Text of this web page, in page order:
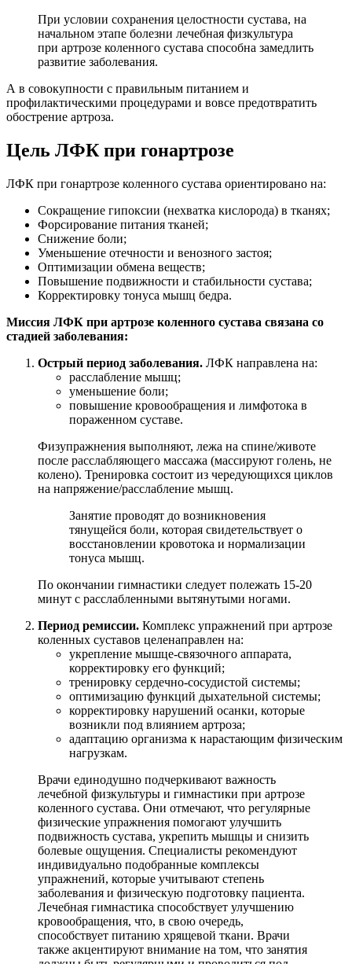
При условии сохранения целостности сустава, на
начальном этапе болезни лечебная физкультура
при артрозе коленного сустава способна замедлить
развитие заболевания.
А в совокупности с правильным питанием и
профилактическими процедурами и вовсе предотвратить
обострение артроза.
Цель ЛФК при гонартрозе
ЛФК при гонартрозе коленного сустава ориентировано на:
Сокращение гипоксии (нехватка кислорода) в тканях;
Форсирование питания тканей;
Снижение боли;
Уменьшение отечности и венозного застоя;
Оптимизации обмена веществ;
Повышение подвижности и стабильности сустава;
Корректировку тонуса мышц бедра.
Миссия ЛФК при артрозе коленного сустава связана со
стадией заболевания:
Острый период заболевания. ЛФК направлена на:
расслабление мышц;
уменьшение боли;
повышение кровообращения и лимфотока в
пораженном суставе.
Физупражнения выполняют, лежа на спине/животе
после расслабляющего массажа (массируют голень, не
колено). Тренировка состоит из чередующихся циклов
на напряжение/расслабление мышц.
Занятие проводят до возникновения
тянущейся боли, которая свидетельствует о
восстановлении кровотока и нормализации
тонуса мышц.
По окончании гимнастики следует полежать 15-20
минут с расслабленными вытянутыми ногами.
Период ремиссии. Комплекс упражнений при артрозе
коленных суставов целенаправлен на:
укрепление мышце-связочного аппарата,
корректировку его функций;
тренировку сердечно-сосудистой системы;
оптимизацию функций дыхательной системы;
корректировку нарушений осанки, которые
возникли под влиянием артроза;
адаптацию организма к нарастающим физическим
нагрузкам.
Врачи единодушно подчеркивают важность
лечебной физкультуры и гимнастики при артрозе
коленного сустава. Они отмечают, что регулярные
физические упражнения помогают улучшить
подвижность сустава, укрепить мышцы и снизить
болевые ощущения. Специалисты рекомендуют
индивидуально подобранные комплексы
упражнений, которые учитывают степень
заболевания и физическую подготовку пациента.
Лечебная гимнастика способствует улучшению
кровообращения, что, в свою очередь,
способствует питанию хрящевой ткани. Врачи
также акцентируют внимание на том, что занятия